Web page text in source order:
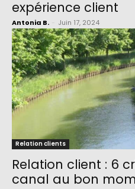
expérience client
Antonia B. Juin 17, 2024
Relation clients
Relation client : 6
canal au bon